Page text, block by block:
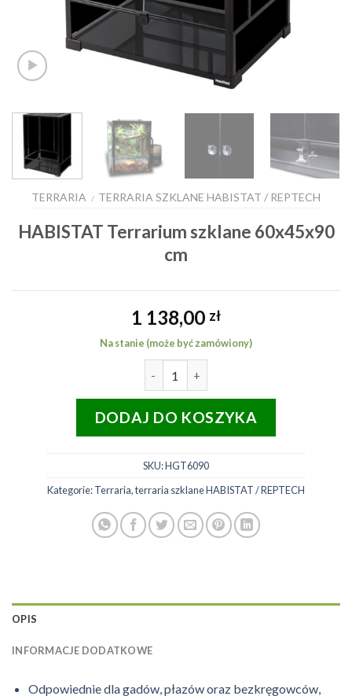
TERRARIA / TERRARIA SZKLANE HABISTAT / REPTECH
HABISTAT Terrarium szklane 60x45x90
cm
1 138,00 zł
Na stanie (może być zamówiony)
DODAJ DO KOSZYKA
SKU:HGT6090
Kategorie:Terraria,terraria szklane HABISTAT / REPTECH
OPIS
INFORMACJE DODATKOWE
Odpowiednie dla gadów, płazów oraz bezkręgowców,